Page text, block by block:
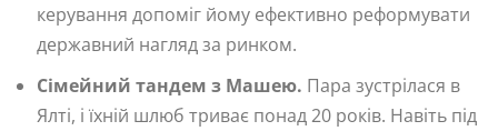
керування допоміг йому ефективно реформувати
державний нагляд за ринком.
Сімейний тандем з Машею. Пара зустрілася в
Ялті, і їхній шлюб триває понад 20 років. Навіть під